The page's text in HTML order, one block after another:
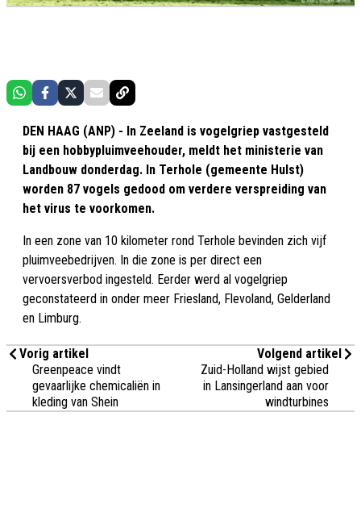
DEN HAAG (ANP) - In Zeeland is vogelgriep vastgesteld
bij een hobbypluimveehouder, meldt het ministerie van
Landbouw donderdag. In Terhole (gemeente Hulst)
worden 87 vogels gedood om verdere verspreiding van
het virus te voorkomen.
In een zone van 10 kilometer rond Terhole bevinden zich vijf
pluimveebedrijven. In die zone is per direct een
vervoersverbod ingesteld. Eerder werd al vogelgriep
geconstateerd in onder meer Friesland, Flevoland, Gelderland
en Limburg.
Vorig artikel
Greenpeace vindt
gevaarlijke chemicaliën in
kleding van Shein
Volgend artikel
Zuid-Holland wijst gebied
in Lansingerland aan voor
windturbines